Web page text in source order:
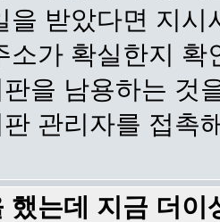
을 받았다면 지
소가 확실한지
을 남용하는 것
관리자를 접촉
했는데 지금 더